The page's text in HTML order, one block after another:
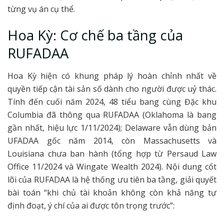
từng vụ án cụ thể.
Hoa Kỳ: Cơ chế ba tầng của
RUFADAA
Hoa Kỳ hiện có khung pháp lý hoàn chỉnh nhất về
quyền tiếp cận tài sản số dành cho người được uỷ thác.
Tính đến cuối năm 2024, 48 tiểu bang cùng Đặc khu
Columbia đã thông qua RUFADAA (Oklahoma là bang
gần nhất, hiệu lực 1/11/2024); Delaware vẫn dùng bản
UFADAA gốc năm 2014, còn Massachusetts và
Louisiana chưa ban hành (tổng hợp từ Persaud Law
Office 11/2024 và Wingate Wealth 2024). Nội dung cốt
lõi của RUFADAA là hệ thống ưu tiên ba tầng, giải quyết
bài toán “khi chủ tài khoản không còn khả năng tự
định đoạt, ý chí của ai được tôn trọng trước”: